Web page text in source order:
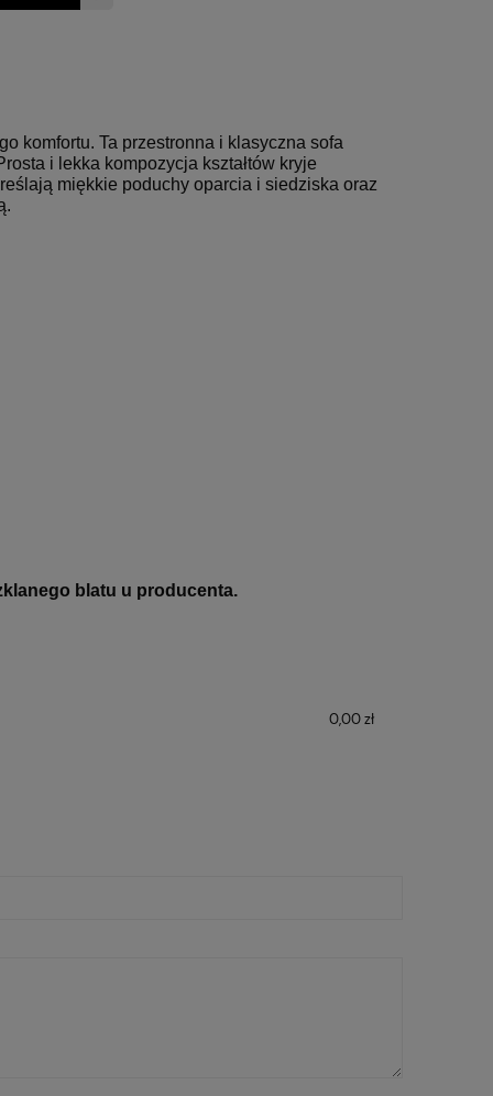
komfortu. Ta przestronna i klasyczna sofa
i lekka kompozycja kształtów kryje
miękkie poduchy oparcia i siedziska oraz
blatu u producenta.
0,00 zł